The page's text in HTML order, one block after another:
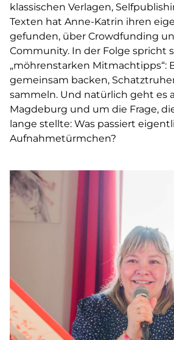
klassischen Verlagen,
Texten hat Anne-Katrin ihren
gefunden, über Crowdfunding
Community. In der Folge spricht
„möhrenstarken Mitmachtipps“:
gemeinsam backen,
sammeln. Und natürlich geht es
Magdeburg und um die Frage,
lange stellte: Was passiert
Aufnahmetürmchen?